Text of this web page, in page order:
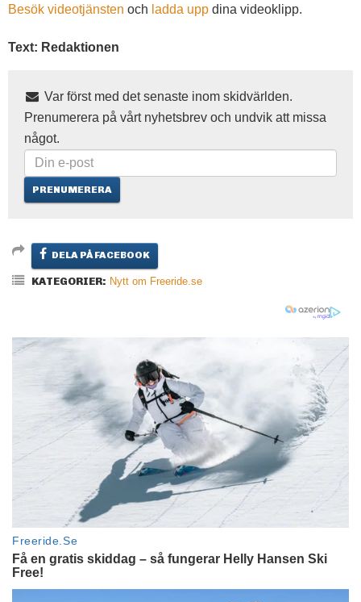
Besök videotjänsten och ladda upp dina videoklipp.
Text: Redaktionen
Var först med det senaste inom skidvärlden.
Prenumerera på vårt nyhetsbrev och undvik att missa
något.
DELA PÅ FACEBOOK
KATEGORIER: Nytt om Freeride.se